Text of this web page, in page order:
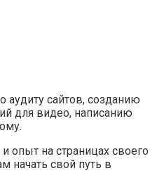
сайтов, созданию
для видео, написанию
опыт на страницах своего
начать свой путь в